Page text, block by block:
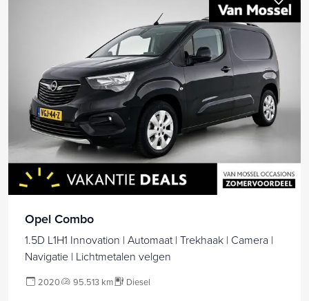
Opel Combo
1.5D L1H1 Innovation | Automaat | Trekhaak | Camera |
Navigatie | Lichtmetalen velgen
2020 95.513 km Diesel